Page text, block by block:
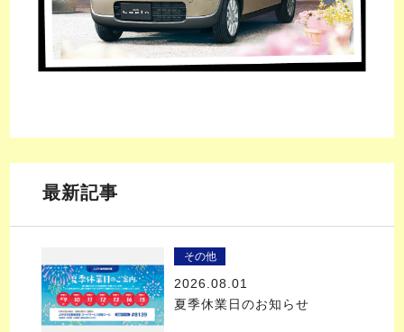
最新記事
その他
2026.08.01
夏季休業日のお知らせ